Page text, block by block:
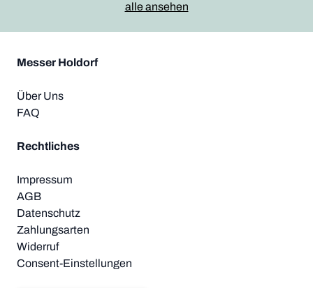
alle ansehen
Messer Holdorf
Über Uns
FAQ
Rechtliches
Impressum
AGB
Datenschutz
Zahlungsarten
Widerruf
Consent-Einstellungen